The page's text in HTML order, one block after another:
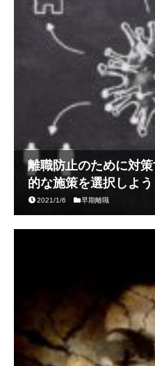
離職防止のために対
的な施策を選択しよう
2021/1/6 早期離職